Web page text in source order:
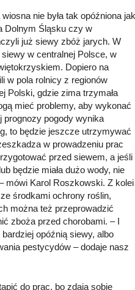
nie była tak opóźniona jak
Dolnym Śląsku czy w
już siewy zbóż jarych. W
w centralnej Polsce, w
Dopiero na
w pola rolnicy z regionów
Polski, gdzie zima trzymała
mieć problemy, aby wykonać
prognozy pogody wynika
to będzie jeszcze utrzymywać
w prowadzeniu prac
przed siewem, a jeśli
będzie miała dużo wody, nie
mówi Karol Roszkowski. Z kolei
środkami ochrony roślin,
można też przeprowadzić
zboża przed chorobami. – I
opóźnią siewy, albo
pestycydów – dodaje nasz
do prac, bo zdają sobie